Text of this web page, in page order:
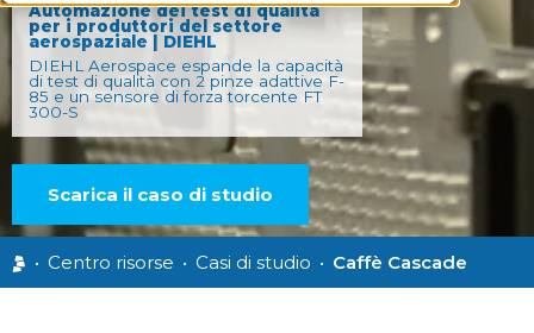
Automazione dei test di qualità
per i produttori del settore
aerospaziale | DIEHL
DIEHL Aerospace espande la capacità
di test di qualità con 2 pinze adattive F-
85 e un sensore di forza torcente FT
300-S
Scarica il caso di studio
• Centro risorse • Casi di studio • Caffè Cascade